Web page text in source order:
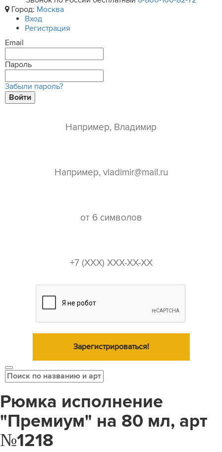
Город: Москва
Вход
Регистрация
Email
Пароль
Забыли пароль?
Войти
Зарегистрироваться!
Рюмка исполнение
"Премиум" на 80 мл, арт
№1218